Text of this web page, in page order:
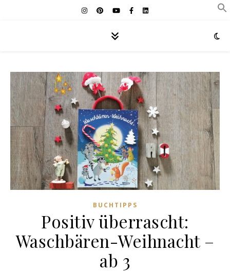
BUCHTIPPS
Positiv überrascht:
Waschbären-Weihnacht –
ab 3